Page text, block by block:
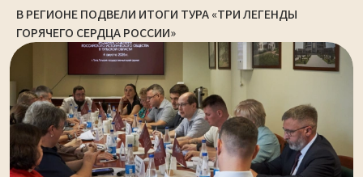
В РЕГИОНЕ ПОДВЕЛИ ИТОГИ ТУРА «ТРИ ЛЕГЕНДЫ
ГОРЯЧЕГО СЕРДЦА РОССИИ»